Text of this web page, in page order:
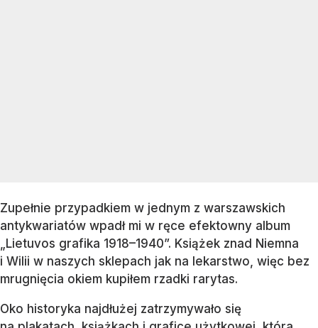
Zupełnie przypadkiem w jednym z warszawskich
antykwariatów wpadł mi w ręce efektowny album
„Lietuvos grafika 1918–1940”. Książek znad Niemna
i Wilii w naszych sklepach jak na lekarstwo, więc bez
mrugnięcia okiem kupiłem rzadki rarytas.
Oko historyka najdłużej zatrzymywało się